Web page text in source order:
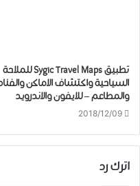
تطبيق Sygic Travel Maps للملاحة
السياحية واكتشاف الاماكن
والمطاعم – للايفون والاندرويد
2018/12/09
اترك رد